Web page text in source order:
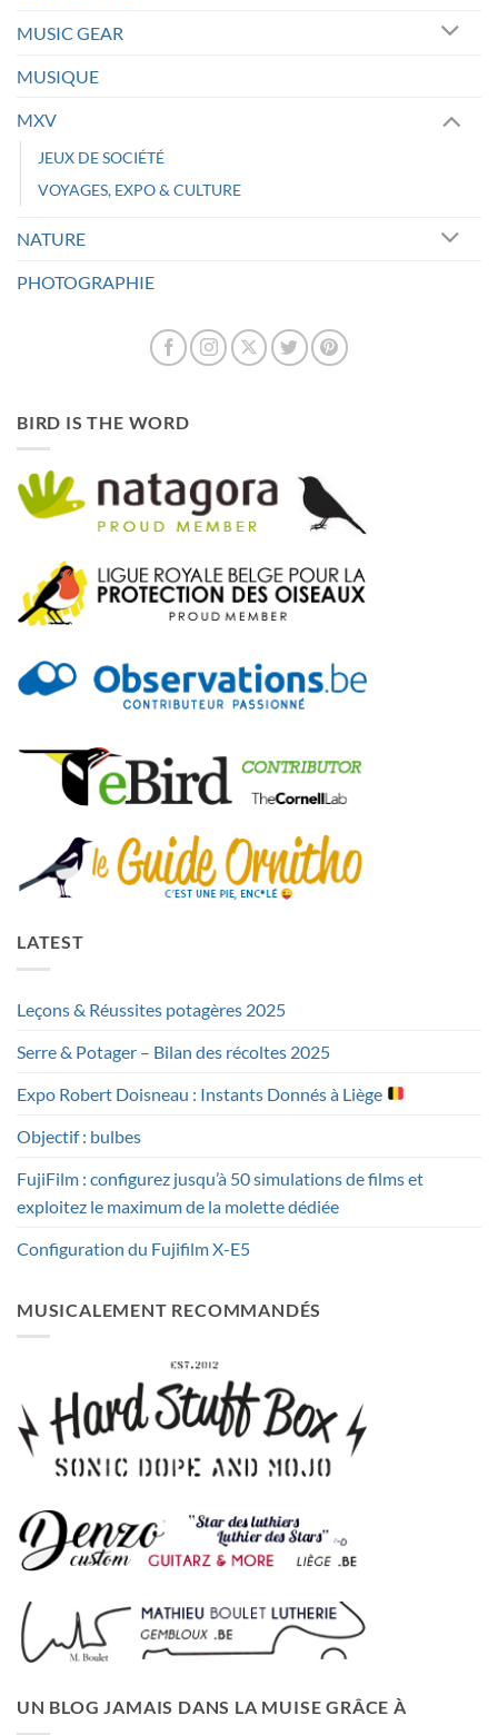
MUSIC GEAR
MUSIQUE
MXV
JEUX DE SOCIÉTÉ
VOYAGES, EXPO & CULTURE
NATURE
PHOTOGRAPHIE
BIRD IS THE WORD
LATEST
Leçons & Réussites potagères 2025
Serre & Potager – Bilan des récoltes 2025
Expo Robert Doisneau : Instants Donnés à Liège
Objectif : bulbes
FujiFilm : configurez jusqu’à 50 simulations de films et
exploitez le maximum de la molette dédiée
Configuration du Fujifilm X-E5
MUSICALEMENT RECOMMANDÉS
UN BLOG JAMAIS DANS LA MUISE GRÂCE À